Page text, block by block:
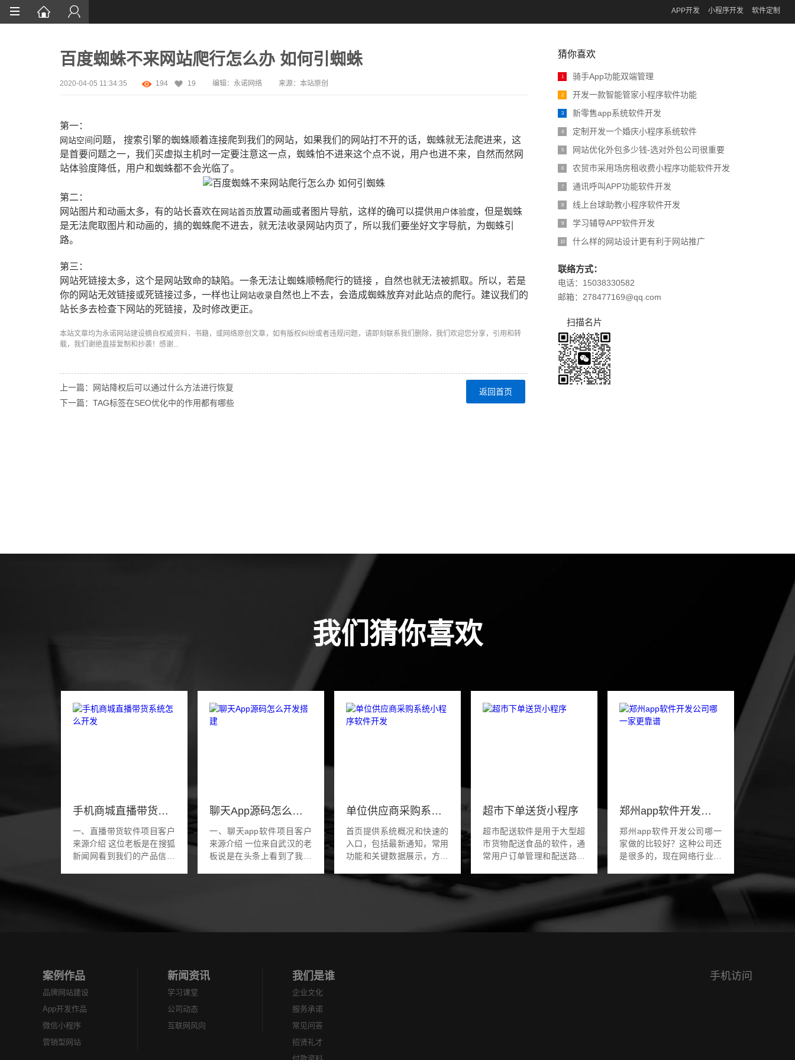
APP开发 小程序开发 软件定制
百度蜘蛛不来网站爬行怎么办 如何引蜘蛛
2020-04-05 11:34:35 194 19 编辑：永诺网络 来源： 本站原创
第一：
网站空间问题， 搜索引擎的蜘蛛顺着连接爬到我们的网站，如果我们的网站打不开的话，蜘蛛就无法爬进来，这
是首要问题之一，我们买虚拟主机时一定要注意这一点，蜘蛛怕不进来这个点不说，用户也进不来，自然而然网
站体验度降低，用户和蜘蛛都不会光临了。
第二：
网站图片和动画太多，有的站长喜欢在网站首页放置动画或者图片导航，这样的确可以提供用户体验度，但是蜘蛛
是无法爬取图片和动画的，搞的蜘蛛爬不进去，就无法收录网站内页了，所以我们要坐好文字导航，为蜘蛛引
路。
第三：
网站死链接太多，这个是网站致命的缺陷。一条无法让蜘蛛顺畅爬行的链接 ，自然也就无法被抓取。所以，若是
你的网站无效链接或死链接过多，一样也让网站收录自然也上不去，会造成蜘蛛放弃对此站点的爬行。建议我们的
站长多去检查下网站的死链接，及时修改更正。
本站文章均为永诺网站建设摘自权威资料，书籍，或网络原创文章，如有版权纠纷或者违规问题，请即刻联系我们删除，我们欢迎您分享，引用和转
载，我们谢绝直接复制和抄袭！感谢...
返回首页
上一篇：网站降权后可以通过什么方法进行恢复
下一篇：TAG标签在SEO优化中的作用都有哪些
猜你喜欢
1 骑手App功能双端管理
2 开发一款智能管家小程序软件功能
3 新零售app系统软件开发
4 定制开发一个婚庆小程序系统软件
5 网站优化外包多少钱-选对外包公司很重要
6 农贸市采用场房租收费小程序功能软件开发
7 通讯呼叫APP功能软件开发
8 线上台球助教小程序软件开发
9 学习辅导APP软件开发
10 什么样的网站设计更有利于网站推广
联络方式：
电话：15038330582
邮箱：278477169@qq.com
扫描名片
我们猜你喜欢
手机商城直播带货系统怎么开发
一、直播带货软件项目客户
来源介绍 这位老板是在搜狐
新闻网看到我们的产品信息
过交谈后说出...
聊天App源码怎么开发搭建
一、聊天app软件项目客户
来源介绍 一位来自武汉的老
板说是在头条上看到了我们
单位供应商采购系统小程序软件开发
首页提供系统概况和快速的
入口，包括最新通知，常用
功能和关键数据展示，方便
动操作。 一、系统监控 在
线用户：显示当前在线用户
超市下单送货小程序
超市配送软件是用于大型超
市货物配送食品的软件，通
常用户订单管理和配送路线
商品，结合物流高效的配
送。还有超市的配送软件具
郑州app软件开发公司哪一家更靠谱
郑州app软件开发公司哪一
家做的比较好？这种公司还
是很多的，现在网络行业飞
现在已经得到了很大的普
及，那么移动网络普及之
后，在手机上面上网就成为
案例作品
品牌网站建设
App开发作品
微信小程序
营销型网站
新闻资讯
学习课堂
公司动态
互联网风向
我们是谁
企业文化
服务承诺
常见问答
招贤礼才
手机访问